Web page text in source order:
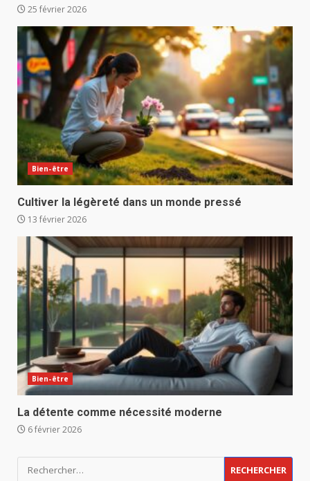
25 février 2026
Bien-être
Cultiver la légèreté dans un monde pressé
13 février 2026
Bien-être
La détente comme nécessité moderne
6 février 2026
Rechercher :